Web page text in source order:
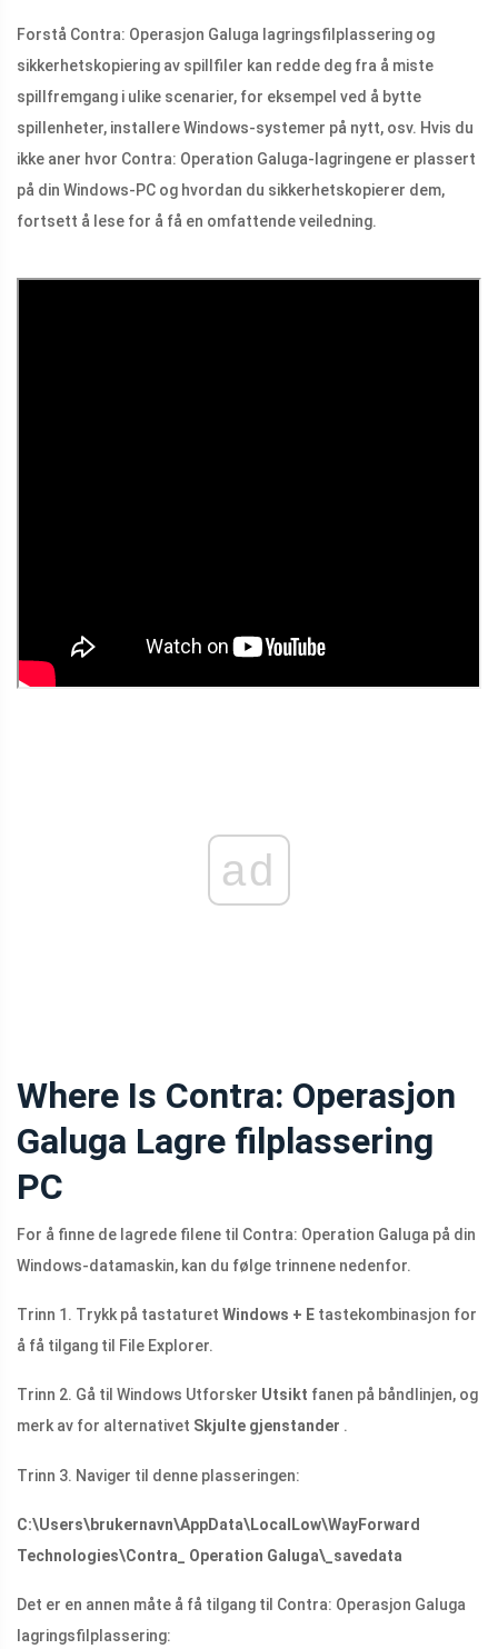
Forstå Contra: Operasjon Galuga lagringsfilplassering og
sikkerhetskopiering av spillfiler kan redde deg fra å miste
spillfremgang i ulike scenarier, for eksempel ved å bytte
spillenheter, installere Windows-systemer på nytt, osv. Hvis du
ikke aner hvor Contra: Operation Galuga-lagringene er plassert
på din Windows-PC og hvordan du sikkerhetskopierer dem,
fortsett å lese for å få en omfattende veiledning.
ad
Where Is Contra: Operasjon
Galuga Lagre filplassering
PC
For å finne de lagrede filene til Contra: Operation Galuga på din
Windows-datamaskin, kan du følge trinnene nedenfor.
Trinn 1. Trykk på tastaturet Windows + E tastekombinasjon for
å få tilgang til File Explorer.
Trinn 2. Gå til Windows Utforsker Utsikt fanen på båndlinjen, og
merk av for alternativet Skjulte gjenstander .
Trinn 3. Naviger til denne plasseringen:
C:\Users\brukernavn\AppData\LocalLow\WayForward
Technologies\Contra_ Operation Galuga\_savedata
Det er en annen måte å få tilgang til Contra: Operasjon Galuga
lagringsfilplassering: